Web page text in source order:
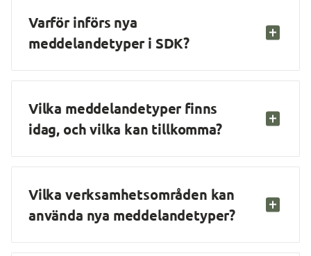
Varför införs nya
meddelandetyper i SDK?
Vilka meddelandetyper finns
idag, och vilka kan tillkomma?
Vilka verksamhetsområden kan
använda nya meddelandetyper?